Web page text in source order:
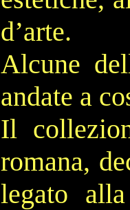
d’arte.
Alcune
andate a
Il
romana,
legato